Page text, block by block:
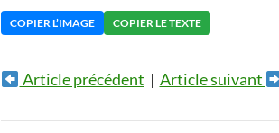
COPIER L’IMAGE COPIER LE TEXTE
Article précédent | Article suivant